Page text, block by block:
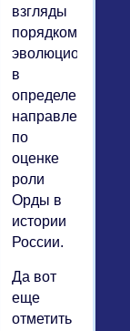
взгляды
порядком
в
определенном
направлении
по
оценке
роли
Орды в
истории
России.
Да вот
еще
отметить